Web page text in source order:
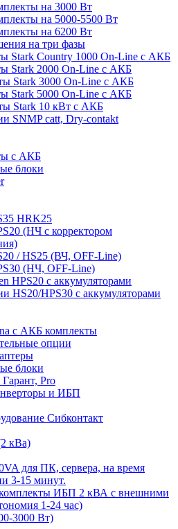
на 3000 Вт
на 5000-5500 Вт
на 6200 Вт
на три фазы
Stark Country 1000 On-Line с АКБ
Stark 2000 On-Line с АКБ
Stark 3000 On-Line с АКБ
Stark 5000 On-Line с АКБ
Stark 10 кВт с АКБ
SNMP catt, Dry-contakt
с АКБ
блоки
HRK25
(НЧ с корректором
/ HS25 (ВЧ, OFF-Line)
(НЧ, OFF-Line)
HPS20 с аккумуляторами
HS20/HPS30 с аккумуляторами
с АКБ комплекты
опции
блоки
Pro
и ИБП
Сибконтакт
кВа)
для ПК, сервера, на время
3-15 минут.
ИБП 2 кВА с внешними
1-24 час)
3000 Вт)